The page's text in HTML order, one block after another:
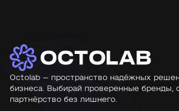
Octolab — пространство надёжных
бизнеса. Выбирай проверенные бренды,
партнёрство без лишнего.